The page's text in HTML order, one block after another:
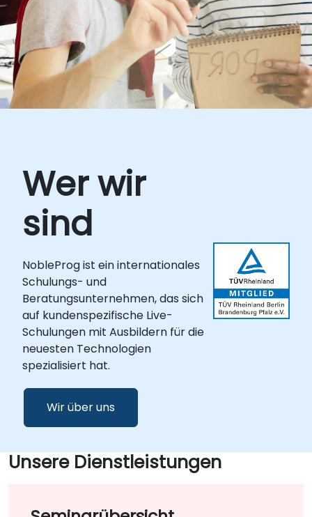
Wer wir
sind
NobleProg ist ein internationales
Schulungs- und
Beratungsunternehmen, das sich
auf kundenspezifische Live-
Schulungen mit Ausbildern für die
neuesten Technologien
spezialisiert hat.
Wir über uns
Unsere Dienstleistungen